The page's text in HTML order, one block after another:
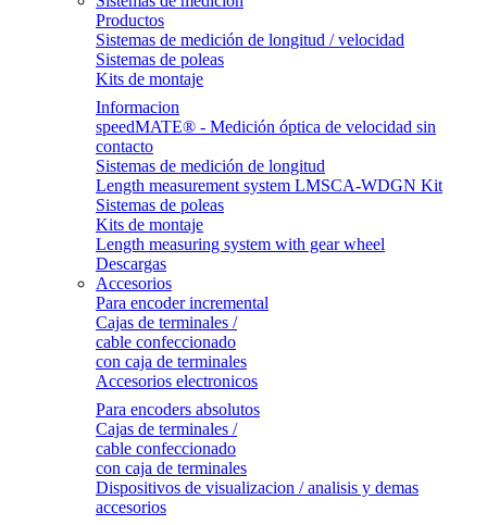
Productos
Sistemas de medición de longitud / velocidad
Sistemas de poleas
Kits de montaje
Informacion
speedMATE® - Medición óptica de velocidad sin
contacto
Sistemas de medición de longitud
Length measurement system LMSCA-WDGN Kit
Sistemas de poleas
Kits de montaje
Length measuring system with gear wheel
Descargas
Accesorios
Para encoder incremental
Cajas de terminales /
cable confeccionado
con caja de terminales
Accesorios electronicos
Para encoders absolutos
Cajas de terminales /
cable confeccionado
con caja de terminales
Dispositivos de visualizacion / analisis y demas
accesorios